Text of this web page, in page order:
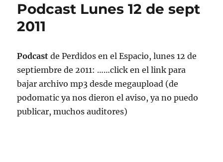
de
hrs
102.5fm
Radio
de
Chile
Podcast Lunes 12 de sept
2011
Podcastde Perdidos en el Espacio, lunes 12 de
septiembre de 2011: ……click en el link para
bajar archivo mp3 desde megaupload (de
podomatic ya nos dieron el aviso, ya no puedo
publicar, muchos auditores)